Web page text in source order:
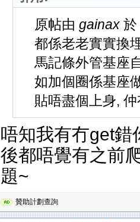
原帖由 gainax於
都係老老實實換
馬記條外管基座
如加個圈係基座
貼唔盡個上身,
唔知我有冇get錯
後都唔覺有之前
題~
贊助計劃查詢